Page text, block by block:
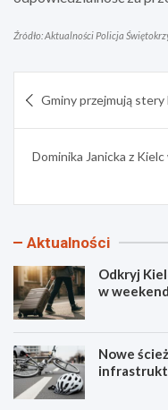
Źródło: Aktualności Policja
wpisu
Gminy przejmują
Dominika Janicka z
Aktualności
Odkryj
w
Nowe